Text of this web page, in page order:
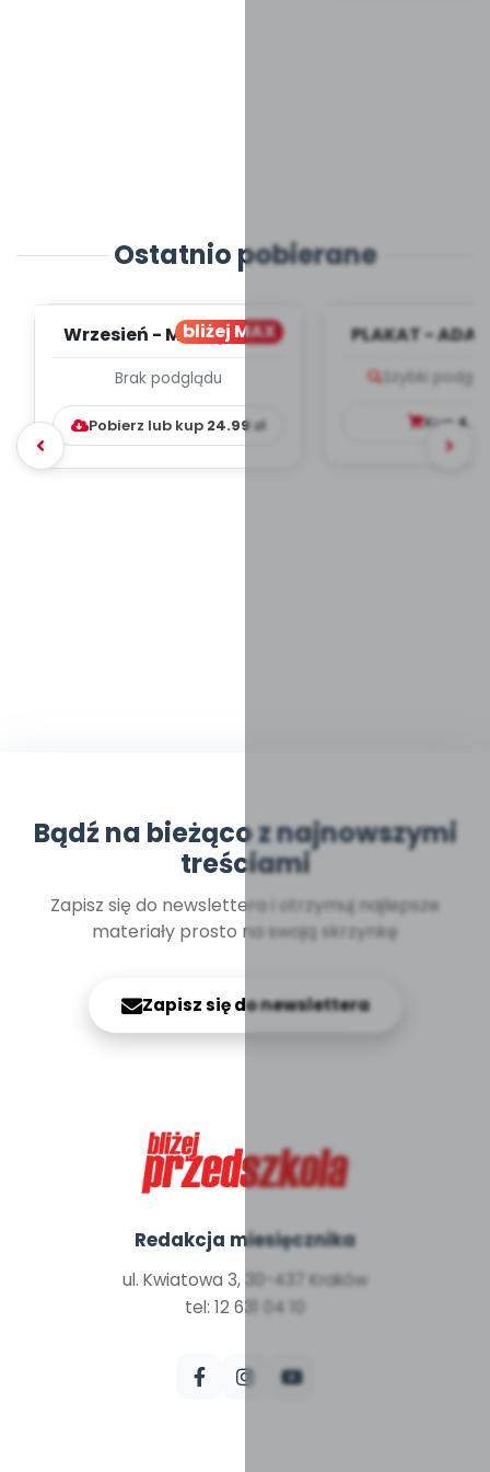
Ostatnio pobierane
bliżej MAX
Wrzesień - MIESIĘCZNY
WYCHOWAWCZO –
DYDAKTYC...
Brak podglądu
Pobierz lub kup 24.99zł
PLAKAT -
Szybki
Kup
Bądź na bieżąco z najnowszymi
treściami
Zapisz się do newslettera i otrzymuj najlepsze
materiały prosto na swoją skrzynkę
Zapisz się do newslettera
Redakcja miesięcznika
ul. Kwiatowa 3, 30-437 Kraków
tel: 12 631 04 10